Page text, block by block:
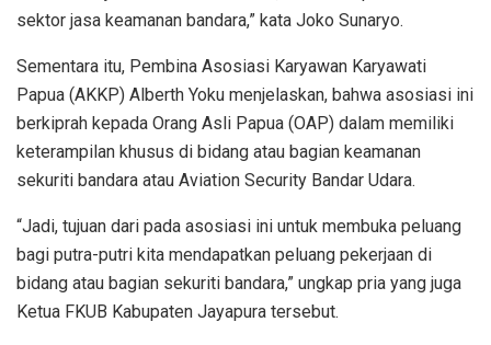
sektor jasa keamanan bandara,” kata Joko Sunaryo.
Sementara itu, Pembina Asosiasi Karyawan Karyawati
Papua (AKKP) Alberth Yoku menjelaskan, bahwa asosiasi ini
berkiprah kepada Orang Asli Papua (OAP) dalam memiliki
keterampilan khusus di bidang atau bagian keamanan
sekuriti bandara atau Aviation Security Bandar Udara.
“Jadi, tujuan dari pada asosiasi ini untuk membuka peluang
bagi putra-putri kita mendapatkan peluang pekerjaan di
bidang atau bagian sekuriti bandara,” ungkap pria yang juga
Ketua FKUB Kabupaten Jayapura tersebut.